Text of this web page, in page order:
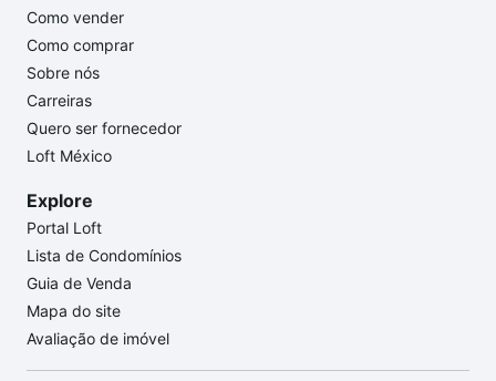
Como vender
Como comprar
Sobre nós
Carreiras
Quero ser fornecedor
Loft México
Explore
Portal Loft
Lista de Condomínios
Guia de Venda
Mapa do site
Avaliação de imóvel